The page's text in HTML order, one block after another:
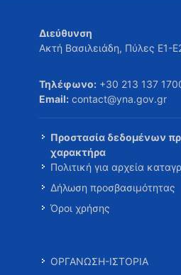
Διεύθυνση
Ακτή Βασιλειάδη, Πύλες Ε1-
Τηλέφωνο: +30 213 137
Email: contact@yna.gov.gr
Προστασία δεδομένων
χαρακτήρα
Πολιτική για αρχεία
Δήλωση προσβασιμότητας
Όροι χρήσης
ΟΡΓΑΝΩΣΗ-ΙΣΤΟΡΙΑ